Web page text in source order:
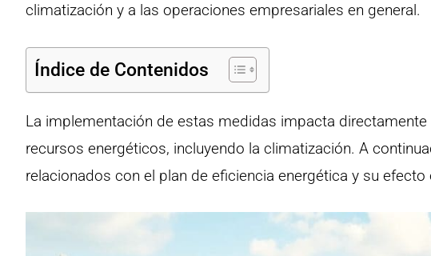
climatización y a las operaciones empresariales en general.
Índice de Contenidos
La implementación de estas medidas impacta
recursos energéticos, incluyendo la climatización. A
relacionados con el plan de eficiencia energética y su